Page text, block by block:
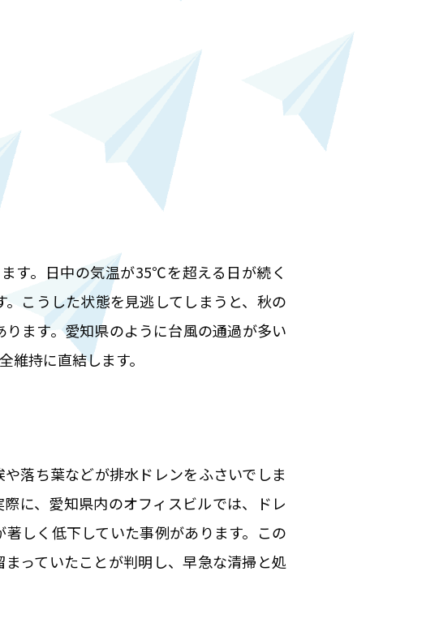
す。日中の気温が35℃を超える日が続く
こうした状態を見逃してしまうと、秋の
ます。愛知県のように台風の通過が多い
持に直結します。
落ち葉などが排水ドレンをふさいでしま
に、愛知県内のオフィスビルでは、ドレ
しく低下していた事例があります。この
っていたことが判明し、早急な清掃と処